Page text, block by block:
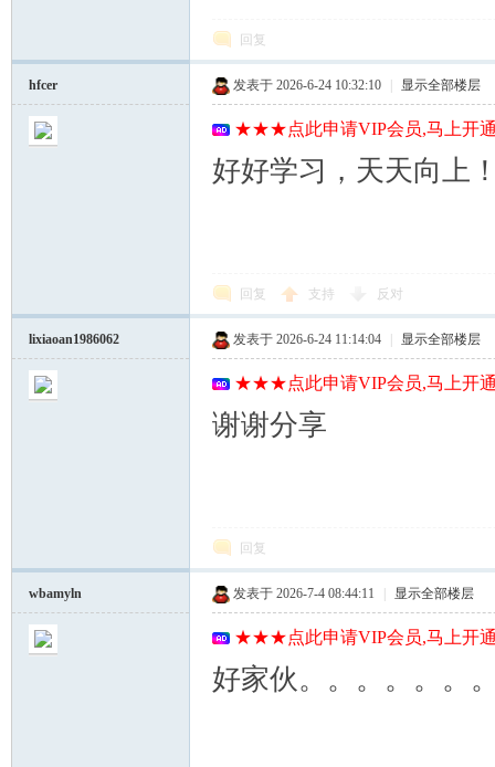
回复
hfcer 发表于 2026-6-24 10:32:10 显示全部楼层
★★★点此申请VIP会员,马上开
好好学习，天天向上
回复 支持 反对
lixiaoan1986062 发表于 2026-6-24 11:14:04 显示全部楼层
★★★点此申请VIP会员,马上开
谢谢分享
回复
wbamyln 发表于 2026-7-4 08:44:11 显示全部楼层
★★★点此申请VIP会员,马上开
好家伙。。。。。。